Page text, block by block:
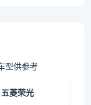
型供参考
五菱荣光